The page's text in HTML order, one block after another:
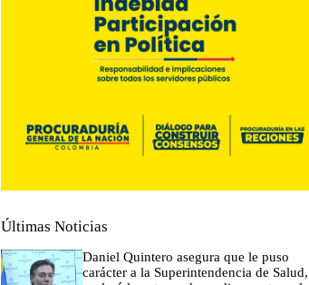
Últimas Noticias
Daniel Quintero asegura que le puso
carácter a la Superintendencia de Salud,